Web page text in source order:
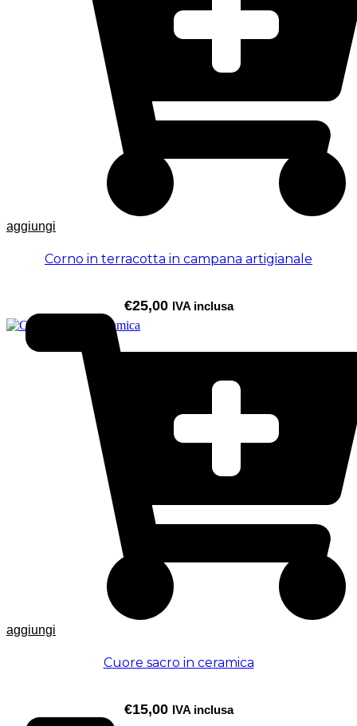
aggiungi
Corno in terracotta in campana artigianale
€25,00 IVA inclusa
aggiungi
Cuore sacro in ceramica
€15,00 IVA inclusa